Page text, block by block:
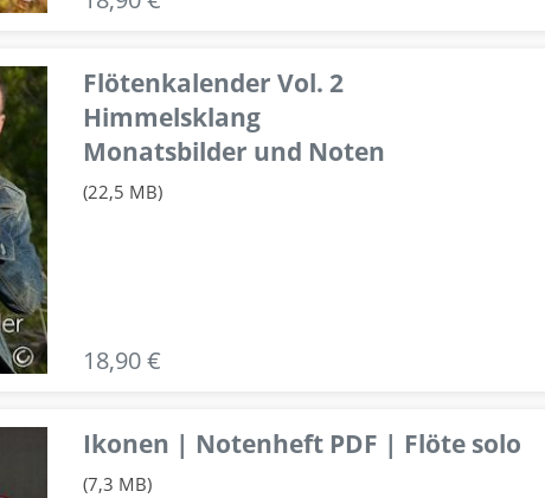
Flötenkalender Vol. 2
Himmelsklang
Monatsbilder und Noten
(22,5 MB)
18,90 €
Ikonen | Notenheft PDF | Flöte solo
(7,3 MB)